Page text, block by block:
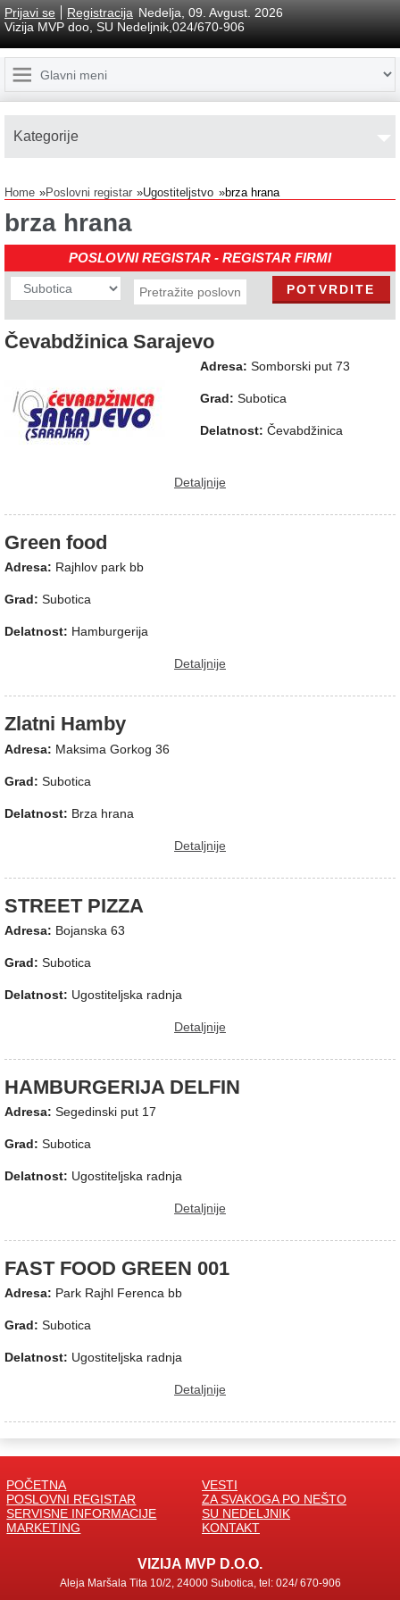
Prijavi se Registracija Nedelja, 09. Avgust. 2026
Vizija MVP doo, SU Nedeljnik,024/670-906
Home Poslovni registar Ugostiteljstvo brza hrana
brza hrana
POSLOVNI REGISTAR - REGISTAR FIRMI
Čevabdžinica Sarajevo
Adresa: Somborski put 73
Grad: Subotica
Delatnost: Čevabdžinica
Detaljnije
Green food
Adresa: Rajhlov park bb
Grad: Subotica
Delatnost: Hamburgerija
Detaljnije
Zlatni Hamby
Adresa: Maksima Gorkog 36
Grad: Subotica
Delatnost: Brza hrana
Detaljnije
STREET PIZZA
Adresa: Bojanska 63
Grad: Subotica
Delatnost: Ugostiteljska radnja
Detaljnije
HAMBURGERIJA DELFIN
Adresa: Segedinski put 17
Grad: Subotica
Delatnost: Ugostiteljska radnja
Detaljnije
FAST FOOD GREEN 001
Adresa: Park Rajhl Ferenca bb
Grad: Subotica
Delatnost: Ugostiteljska radnja
Detaljnije
Kаtegorije
POČETNA
VESTI
POSLOVNI REGISTAR
ZA SVAKOGA PO NEŠTO
SERVISNE INFORMACIJE
SU NEDELJNIK
MARKETING
KONTAKT
VIZIJA MVP D.O.O.
Aleja Maršala Tita 10/2, 24000 Subotica, tel: 024/ 670-906